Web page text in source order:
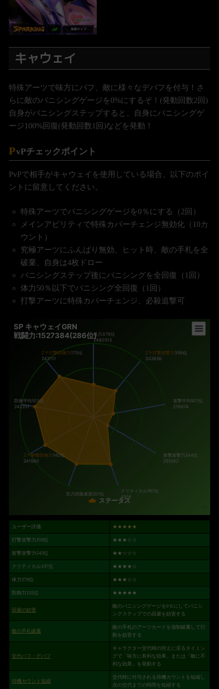
キャウェイ
特殊アーツで味方にバフ、敵に様々なデバフを付与！さ
らに敵のバニシングゲージを0%にするぞ！(発動回数2回)
自身がバニシングステップすると、自身にバニシングゲ
ージ100%回復(発動回数1回)などを発動！
PvPチェックポイント
PvPで相手がキャウェイを使用している場合、以下のポイ
ントに留意してください。
特殊アーツでバニシングゲージを0％にする（2回）
メインアビリティで特殊カバーチェンジ無効化（10カ
ウント）
究極アーツにふんばり無効、ヒット時、敵の手札を全
破棄、自身は4枚ドロー
バニシングステップ後にバニシングを全回復（1回）
体力50％以下でバニシング全回復（1回）
打撃アーツに特殊カバーチェンジ、必殺追撃可
SP キャウェイGRN
戦闘力:1527384(286位)
ステータス
体力379位
2480513
Z↑打撃攻撃力359位
302656
攻撃平均507位
276874
射撃攻撃力544位
251092
クリティカル197位
4916
気力回復速度201位
Z↑射撃防御力140位
241590
防御平均103位
242351
Z↑打撃防御力170位
243111
ユーザー評価 ★★★★★
打撃攻撃力359位 ★★★☆☆
射撃攻撃力543位 ★★☆☆☆
クリティカル197位 ★★★★☆
体力379位 ★★★☆☆
防御力102位 ★★★★★
回避の妨害
敵のバニシングゲージを0％にしてバニシ
ングステップでの回避を妨害する
敵の手札破棄
敵の手札のアーツカードを強制破棄して行
動を妨害する
交代バフ・デバフ
キャラクター交代時の控えに戻るタイミン
グで「味方に有利な効果」または「敵に不
利な効果」を発動する
待機カウント短縮
交代時に付与される待機カウントを短縮し
次の交代までの時間を短縮する